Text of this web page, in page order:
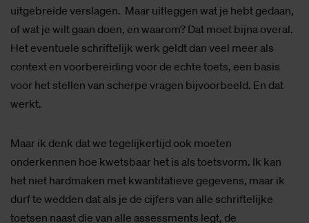
uitgebreide verslagen. Maar uitleggen wat je hebt gedaan,
of wat je wilt gaan doen, en waarom? Dat moet bijna overal.
Het eventuele schriftelijk werk geldt dan veel meer als
context en voorbereiding voor de echte toets, een basis
voor het stellen van scherpe vragen bijvoorbeeld. En dat
werkt.
Maar ik denk dat we tegelijkertijd ook moeten
onderkennen hoe kwetsbaar het is als toetsvorm. Ik kan
het niet hardmaken met kwantitatieve gegevens, maar ik
durf te wedden dat als je de cijfers van alle schriftelijke
toetsen naast die van alle assessments legt, de